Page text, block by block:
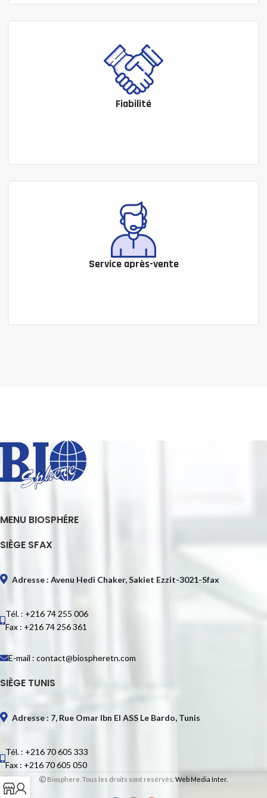
Fiabilité
Service après-vente
MENU BIOSPHÉRE
SIÈGE SFAX
Adresse : Avenu Hedi Chaker, Sakiet Ezzit-3021-Sfax
Tél. : +216 74 255 006
Fax : +216 74 256 361
E-mail : contact@biospheretn.com
SIÈGE TUNIS
Adresse : 7, Rue Omar Ibn El ASS Le Bardo, Tunis
Tél. : +216 70 605 333
Fax : +216 70 605 050
Biosphere. Tous les droits sont resérvés. Web Media Inter.